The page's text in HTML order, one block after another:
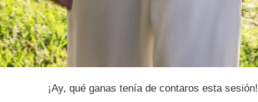
¡Ay, qué ganas tenía de contaros esta sesión!